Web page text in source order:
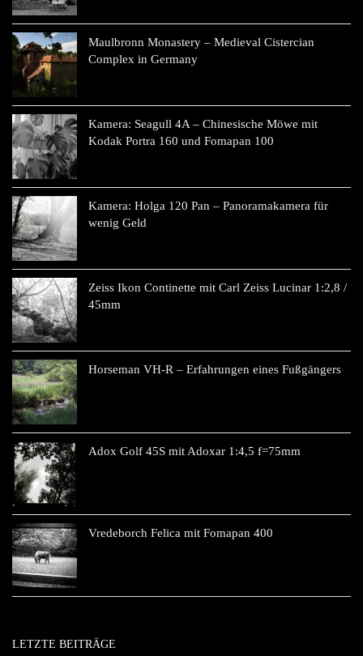
Maulbronn Monastery – Medieval Cistercian
Complex in Germany
Kamera: Seagull 4A – Chinesische Möwe mit
Kodak Portra 160 und Fomapan 100
Kamera: Holga 120 Pan – Panoramakamera für
wenig Geld
Zeiss Ikon Continette mit Carl Zeiss Lucinar 1:2,8 /
45mm
Horseman VH-R – Erfahrungen eines Fußgängers
Adox Golf 45S mit Adoxar 1:4,5 f=75mm
Vredeborch Felica mit Fomapan 400
LETZTE BEITRÄGE